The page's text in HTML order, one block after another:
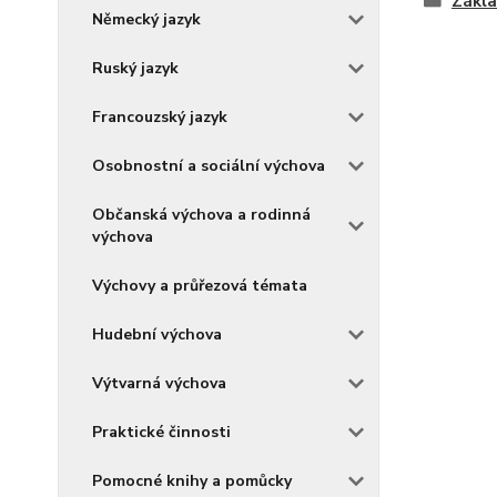
Německý jazyk
Ruský jazyk
Francouzský jazyk
Osobnostní a sociální výchova
Občanská výchova a rodinná
výchova
Výchovy a průřezová témata
Hudební výchova
Výtvarná výchova
Praktické činnosti
Pomocné knihy a pomůcky